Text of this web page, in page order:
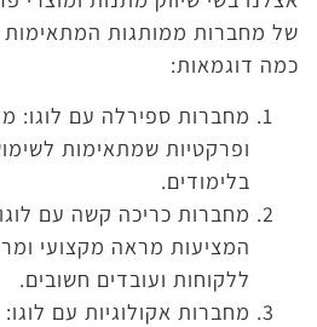
של מחברות ממותגות המתאימות
כמה דוגמאות:
מחברות ספירלה עם לוגו:
ופרקטיות שמתאימות
בלימודים.
מחברות כריכה קשה עם
המציעות מראה מקצועי
ללקוחות ועובדים חשובים.
מחברות אקולוגיות עם